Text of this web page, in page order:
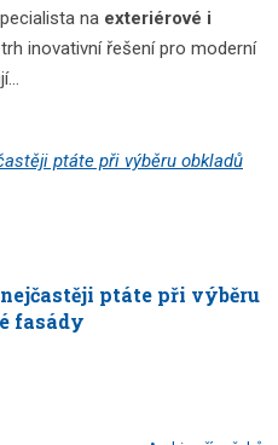
na exteriérové i
inovativní řešení pro moderní
ptáte při výběru
fasády